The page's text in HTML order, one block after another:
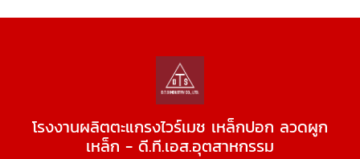
โรงงานผลิตตะแกรงไวร์เมช เหล็กปอก ลวดผูก
เหล็ก - ดี.ที.เอส.อุตสาหกรรม